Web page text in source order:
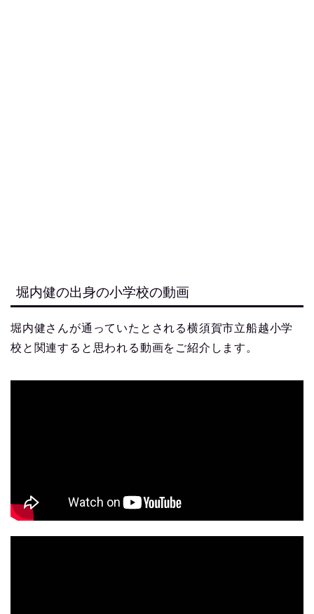
堀内健の出身の小学校の動画
堀内健さんが通っていたとされる横須賀市立船越小学
校と関連すると思われる動画をご紹介します。